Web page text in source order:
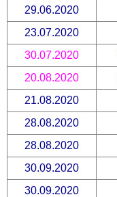
29.06.2020
23.07.2020
30.07.2020
20.08.2020
21.08.2020
28.08.2020
28.08.2020
30.09.2020
30.09.2020